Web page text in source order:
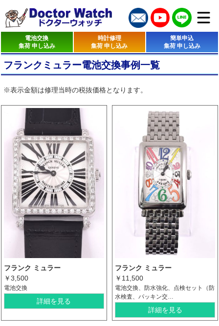
電池交換
集荷 申し込み
時計修理
集荷 申し込み
簡単申込
集荷 申し込み
フランクミュラー電池交換事例一覧
※表示金額は修理当時の税抜価格となります。
フランク ミュラー
￥3,500
電池交換
詳細を見る
フランク ミュラー
￥11,500
電池交換、防水強化、点検セット（防
水検査、パッキン交…
詳細を見る